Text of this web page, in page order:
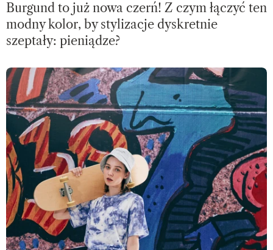
Burgund to już nowa czerń! Z czym łączyć ten
modny kolor, by stylizacje dyskretnie
szeptały: pieniądze?